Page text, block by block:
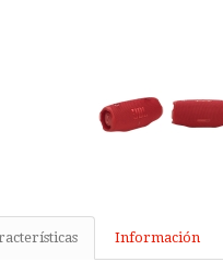
Información